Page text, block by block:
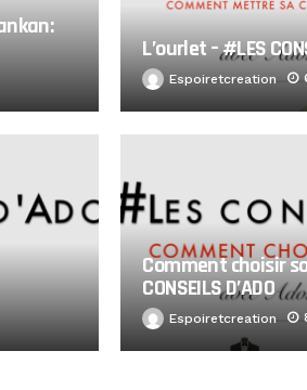
L’ourlet – #LES
Espoiretcreation
Comment choisir
CONSEILS D’ADO
Espoiretcreation